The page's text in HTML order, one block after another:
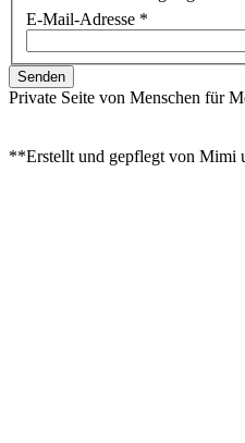
E-Mail-Adresse *
Senden
Private Seite von Menschen für
**Erstellt und gepflegt von Mimi